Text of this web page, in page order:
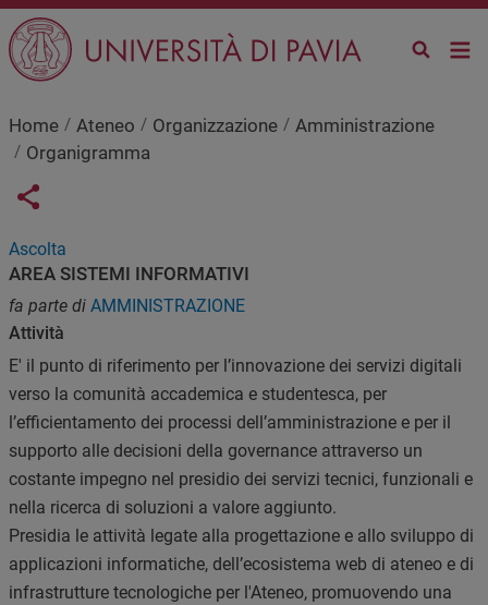
Salta al contenuto principale
Home Ateneo Organizzazione
Amministrazione
Organigramma
Links condivisione social
Share button
Ascolta
AREA SISTEMI INFORMATIVI
fa parte di AMMINISTRAZIONE
Attività
E' il punto di riferimento per l’innovazione dei servizi digitali
verso la comunità accademica e studentesca, per
l’efficientamento dei processi dell’amministrazione e per il
supporto alle decisioni della governance attraverso un
costante impegno nel presidio dei servizi tecnici, funzionali e
nella ricerca di soluzioni a valore aggiunto.
Presidia le attività legate alla progettazione e allo sviluppo di
applicazioni informatiche, dell’ecosistema web di ateneo e di
infrastrutture tecnologiche per l'Ateneo, promuovendo una